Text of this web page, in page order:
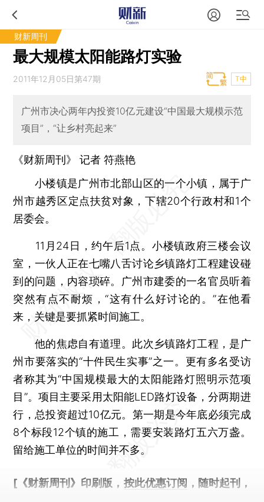
财新周刊
最大规模太阳能路灯实验
2011年12月05日第47期 T中
广州市决心两年内投资10亿元建设“中国最大规模示范
项目”，“让乡村亮起来”
《财新周刊》 记者符燕艳
小楼镇是广州市北部山区的一个小镇，属于广
州市越秀区定点扶贫对象，下辖20个行政村和1个
居委会。
11月24日，约午后1点。小楼镇政府三楼会议
室，一伙人正在七嘴八舌讨论乡镇路灯工程建设碰
到的问题，内容琐碎。广州市建委的一名官员听着
突然有点不耐烦，“这有什么好讨论的。”在他看
来，关键是要抓紧时间施工。
他的焦虑自有道理。此次乡镇路灯工程，是广
州市要落实的“十件民生实事”之一。更有多名受访
者称其为“中国规模最大的太阳能路灯照明示范项
目”。项目主要采用太阳能LED路灯设备，分两期进
行，总投资超过10亿元。第一期是今年底必须完成
8个标段12个镇的施工，需要安装路灯五六万盏。
留给施工单位的时间并不多。
[《财新周刊》印刷版， 按此优惠订阅 ，随时起刊，